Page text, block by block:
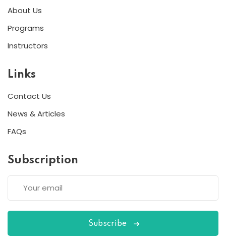
About Us
Programs
Instructors
Links
Contact Us
News & Articles
FAQs
Subscription
Subscribe